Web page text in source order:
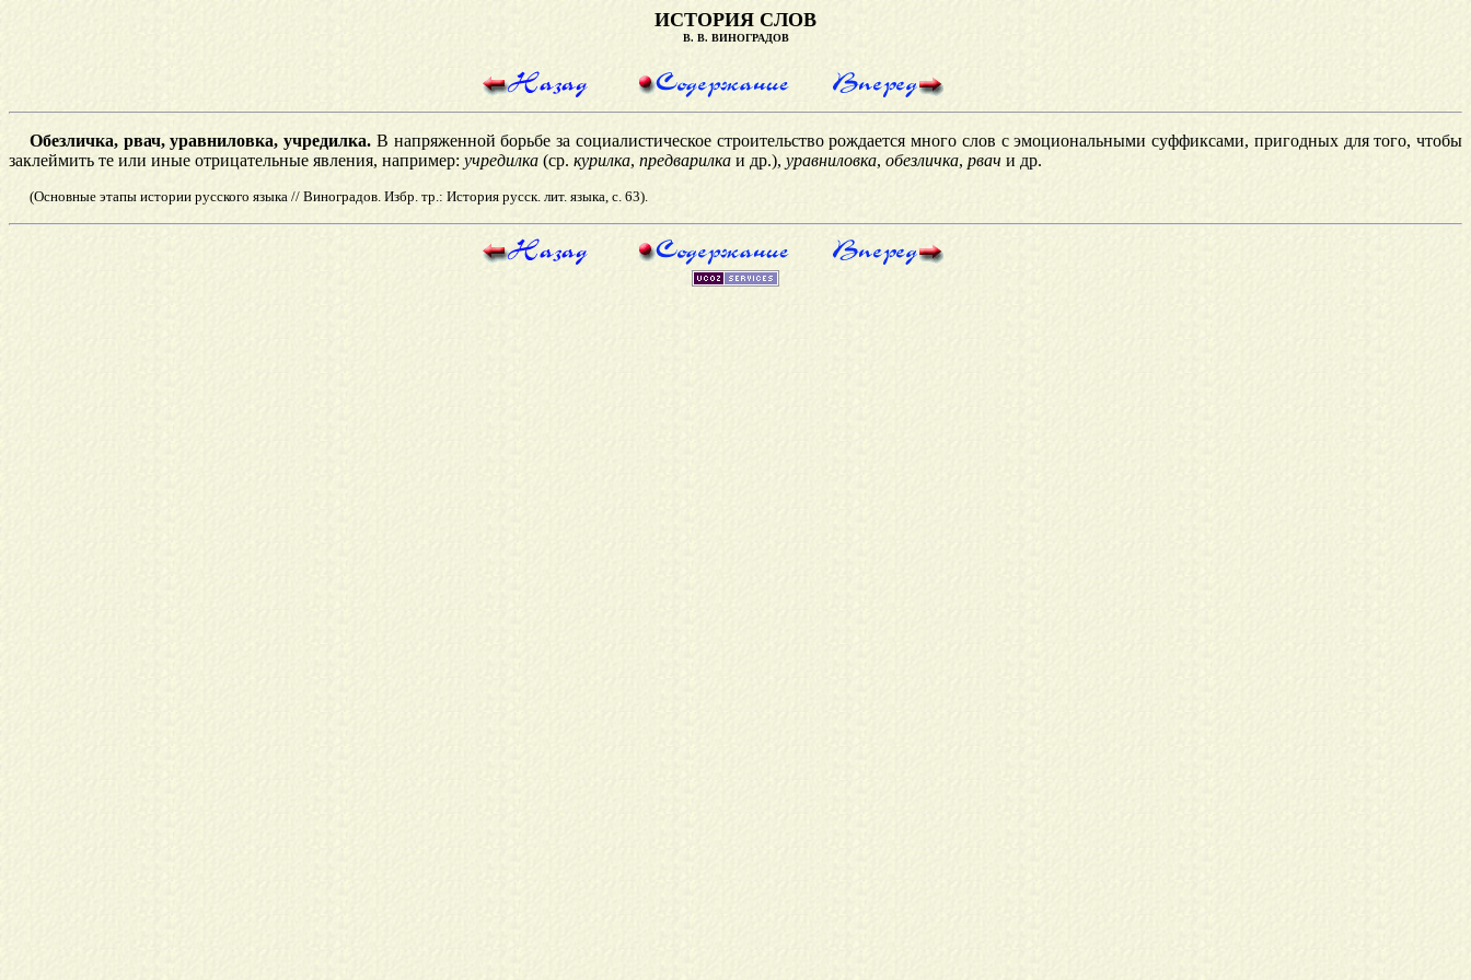
ИСТОРИЯ СЛОВ
В. В. ВИНОГРАДОВ
Обезличка, рвач, уравниловка, учредилка. В напряженной борьбе за социалистическое строительство рождается много слов с эмоциональными суффиксами, пригодных для того, чтобы
заклеймить те или иные отрицательные явления, например: учредилка (ср. курилка, предварилка и др.), уравниловка, обезличка, рвач и др.
(Основные этапы истории русского языка // Виноградов. Избр. тр.: История русск. лит. языка, с. 63).